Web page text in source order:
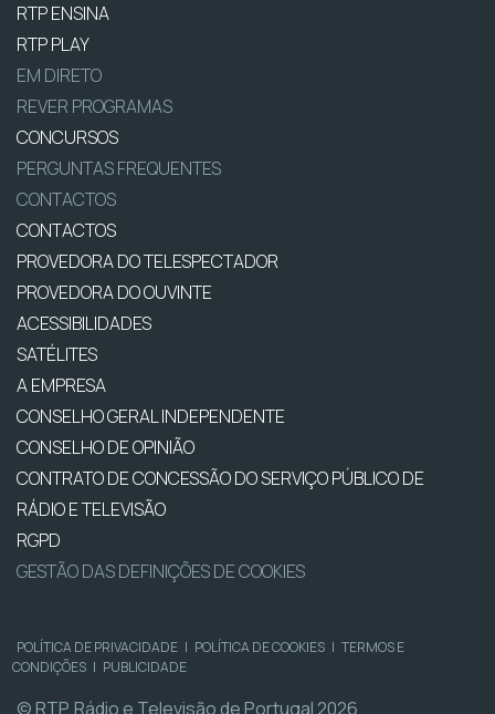
RTP ENSINA
RTP PLAY
EM DIRETO
REVER PROGRAMAS
CONCURSOS
PERGUNTAS FREQUENTES
CONTACTOS
CONTACTOS
PROVEDORA DO TELESPECTADOR
PROVEDORA DO OUVINTE
ACESSIBILIDADES
SATÉLITES
A EMPRESA
CONSELHO GERAL INDEPENDENTE
CONSELHO DE OPINIÃO
CONTRATO DE CONCESSÃO DO SERVIÇO PÚBLICO DE
RÁDIO E TELEVISÃO
RGPD
GESTÃO DAS DEFINIÇÕES DE COOKIES
POLÍTICA DE PRIVACIDADE | POLÍTICA DE COOKIES | TERMOS E
CONDIÇÕES | PUBLICIDADE
© RTP, Rádio e Televisão de Portugal 2026